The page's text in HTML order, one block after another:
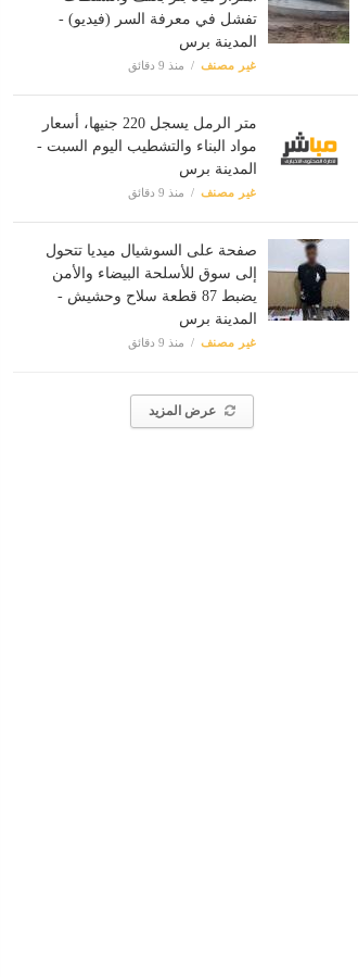
تفشل في معرفة السر (فيديو) -
المدينة برس
غير مصنف منذ 9 دقائق
متر الرمل يسجل 220 جنيها، أسعار
مواد البناء والتشطيب اليوم السبت -
المدينة برس
غير مصنف منذ 9 دقائق
صفحة على السوشيال ميديا تتحول
إلى سوق للأسلحة البيضاء والأمن
يضبط 87 قطعة سلاح وحشيش -
المدينة برس
غير مصنف منذ 9 دقائق
عرض المزيد